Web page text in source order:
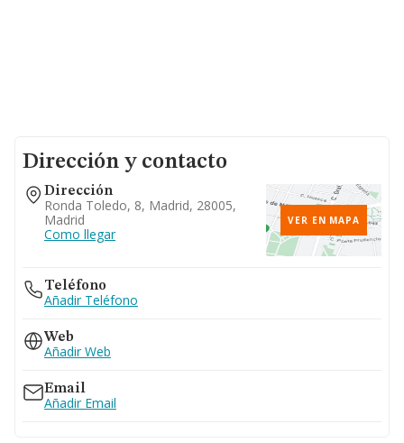
Dirección y contacto
Dirección
Ronda Toledo, 8, Madrid, 28005,
Madrid
Como llegar
VER EN MAPA
Teléfono
Añadir Teléfono
Web
Añadir Web
Email
Añadir Email